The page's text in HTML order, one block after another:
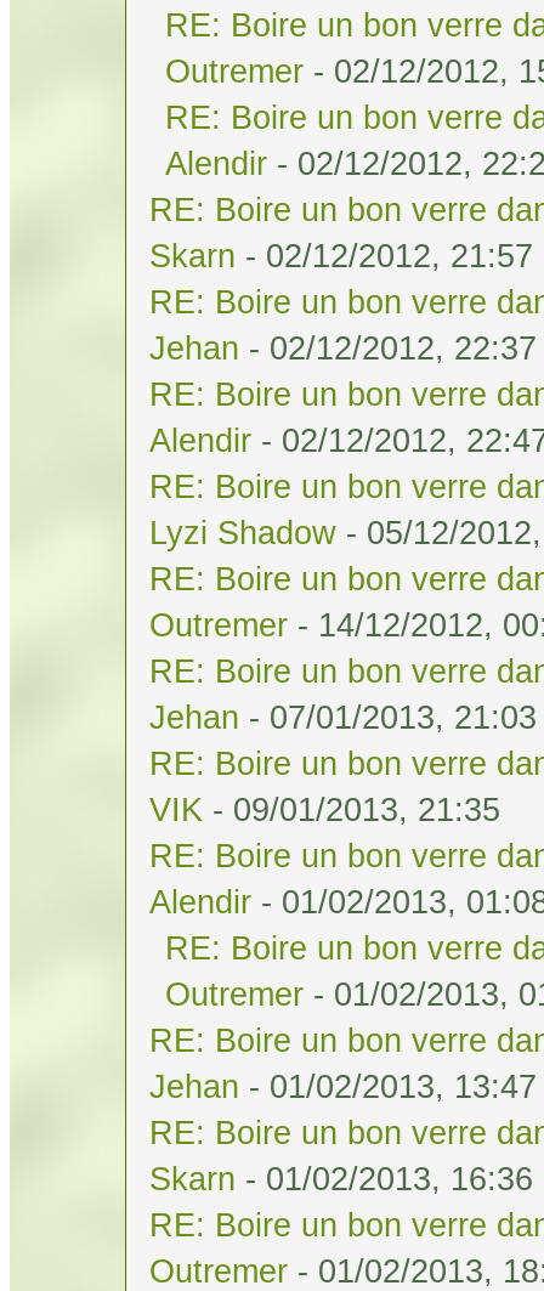
RE: Boire un bon verre
Outremer - 02/12/2012,
RE: Boire un bon verre
Alendir - 02/12/2012,
RE: Boire un bon verre
Skarn - 02/12/2012, 21:57
RE: Boire un bon verre
Jehan - 02/12/2012, 22:37
RE: Boire un bon verre
Alendir - 02/12/2012,
RE: Boire un bon verre
Lyzi Shadow - 05/12/
RE: Boire un bon verre
Outremer - 14/12/2012,
RE: Boire un bon verre
Jehan - 07/01/2013, 21:03
RE: Boire un bon verre
VIK - 09/01/2013, 21:35
RE: Boire un bon verre
Alendir - 01/02/2013,
RE: Boire un bon verre
Outremer - 01/02/2013,
RE: Boire un bon verre
Jehan - 01/02/2013, 13:47
RE: Boire un bon verre
Skarn - 01/02/2013, 16:36
RE: Boire un bon verre
Outremer - 01/02/2013,